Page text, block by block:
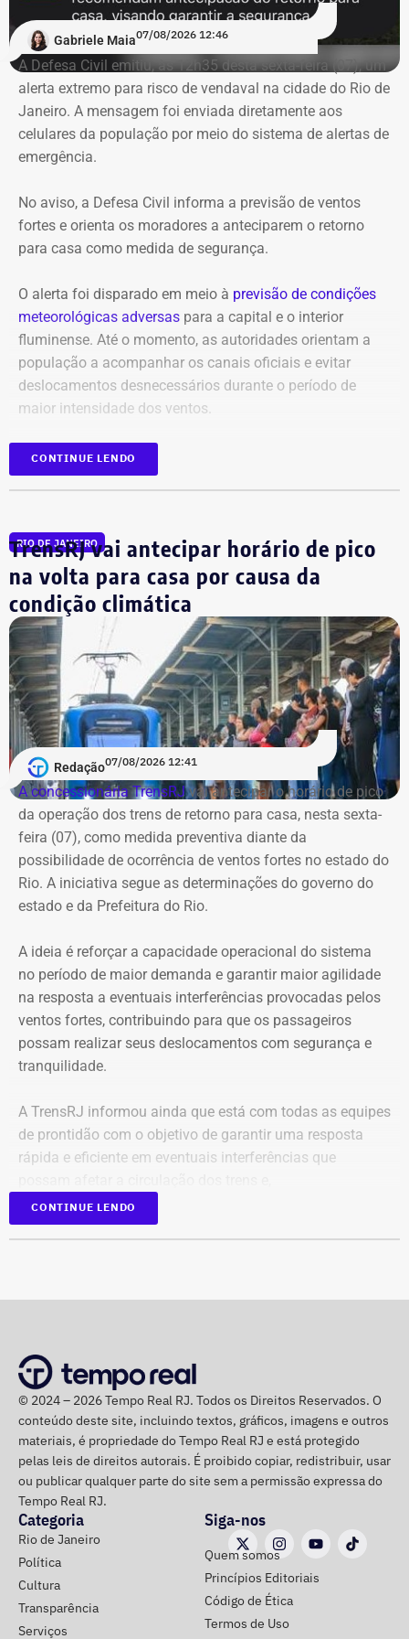
Gabriele Maia07/08/2026 12:46
A Defesa Civil emitiu, às 12h35 desta sexta-feira (07), um
alerta extremo para risco de vendaval na cidade do Rio de
Janeiro. A mensagem foi enviada diretamente aos
celulares da população por meio do sistema de alertas de
emergência.
No aviso, a Defesa Civil informa a previsão de ventos
fortes e orienta os moradores a anteciparem o retorno
para casa como medida de segurança.
O alerta foi disparado em meio à previsão de condições
meteorológicas adversas para a capital e o interior
fluminense. Até o momento, as autoridades orientam a
população a acompanhar os canais oficiais e evitar
deslocamentos desnecessários durante o período de
maior intensidade dos ventos.
CONTINUE LENDO
RIO DE JANEIRO
TrensRJ vai antecipar horário de pico
na volta para casa por causa da
condição climática
Redação07/08/2026 12:41
A concessionária TrensRJvai antecipar o horário de pico
da operação dos trens de retorno para casa, nesta sexta-
feira (07), como medida preventiva diante da
possibilidade de ocorrência de ventos fortes no estado do
Rio. A iniciativa segue as determinações do governo do
estado e da Prefeitura do Rio.
A ideia é reforçar a capacidade operacional do sistema
no período de maior demanda e garantir maior agilidade
na resposta a eventuais interferências provocadas pelos
ventos fortes, contribuindo para que os passageiros
possam realizar seus deslocamentos com segurança e
tranquilidade.
A TrensRJ informou ainda que está com todas as equipes
de prontidão com o objetivo de garantir uma resposta
rápida e eficiente em eventuais interferências que
consequentemente, a mobilidade dos passageiros.
pelo forte vento estão a queda de galhos e árvores
localizadas nas calçadas, mas que podem atingir a rede e
demais estruturas ferroviárias.
Caso seja necessário, a concessionária pode estender o
horário de funcionamento dos trens, de forma a contribuir
para que os passageiros possam retornar para suas
casas com segurança. Além disso, a orientação é que os
passageiros acompanhem os canais oficiais da TrensRJ
e, em caso de alterações na circulação, sigam as
orientações das equipes que atuam nas estações e nos
trens
CONTINUE LENDO
© 2024 – 2026 Tempo Real RJ. Todos os Direitos Reservados. O
conteúdo deste site, incluindo textos, gráficos, imagens e outros
materiais, é propriedade do Tempo Real RJ e está protegido
pelas leis de direitos autorais. É proibido copiar, redistribuir, usar
ou publicar qualquer parte do site sem a permissão expressa do
Tempo Real RJ.
Categoria
Rio de Janeiro
Política
Cultura
Transparência
Serviços
Siga-nos
Quem somos
Princípios Editoriais
Código de Ética
Termos de Uso